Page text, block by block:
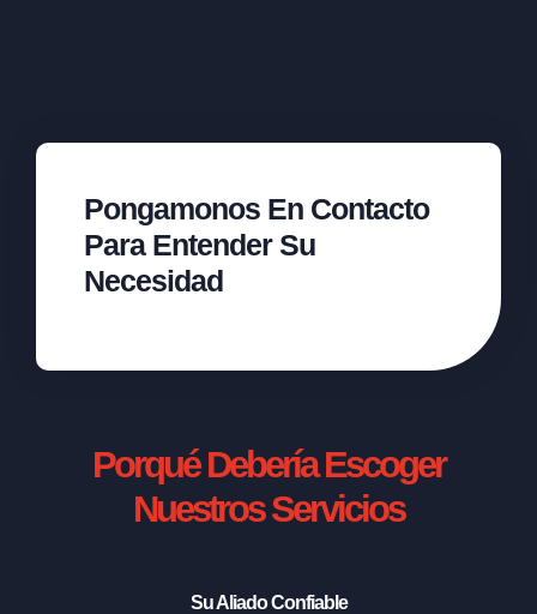
Pongamonos En Contacto
Para Entender Su
Necesidad
Porqué Debería Escoger
Nuestros Servicios
Su Aliado Confiable